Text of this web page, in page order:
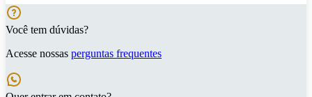
Você tem dúvidas?
Acesse nossas perguntas frequentes